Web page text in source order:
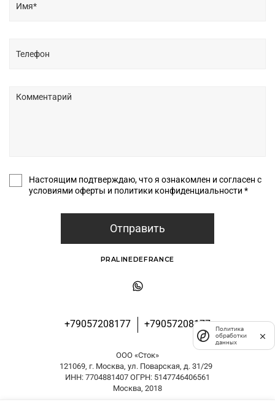
Настоящим подтверждаю, что я ознакомлен и согласен с
условиями оферты и политики конфиденциальности *
Отправить
+79057208177 +79057208177
PRALINEDEFRANCE
ООО «Сток»
121069, г. Москва, ул. Поварская, д. 31/29
ИНН: 7704881407 ОГРН: 5147746406561
Москва, 2018
Политика
обработки
данных